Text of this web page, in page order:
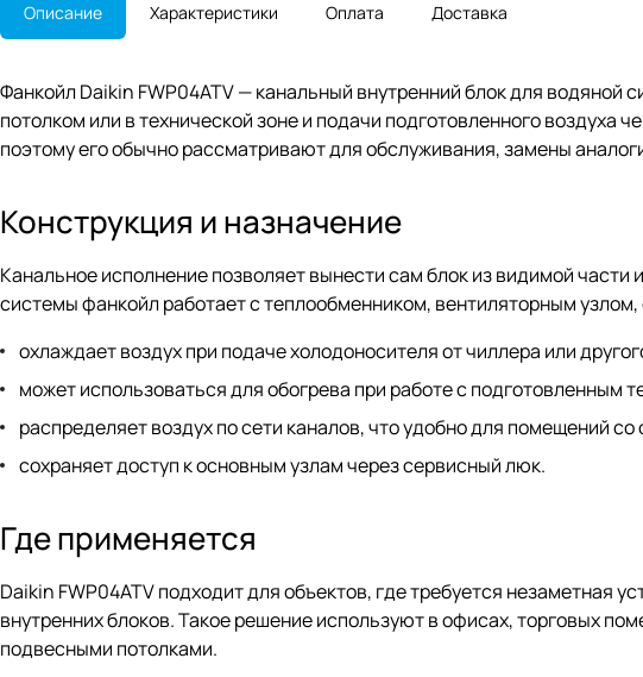
Описание Характеристики Оплата Доставка
Фанкойл Daikin FWP04ATV — канальный внутренний блок для
потолком или в технической зоне и подачи подготовленного
поэтому его обычно рассматривают для обслуживания, замены
Конструкция и назначение
Канальное исполнение позволяет вынести сам блок из видимой
системы фанкойл работает с теплообменником, вентиляторным
охлаждает воздух при подаче холодоносителя от чиллера или
может использоваться для обогрева при работе с подготовленным
распределяет воздух по сети каналов, что удобно для помещений
сохраняет доступ к основным узлам через сервисный люк.
Где применяется
Daikin FWP04ATV подходит для объектов, где требуется незаметная
внутренних блоков. Такое решение используют в офисах, торговых
подвесными потолками.